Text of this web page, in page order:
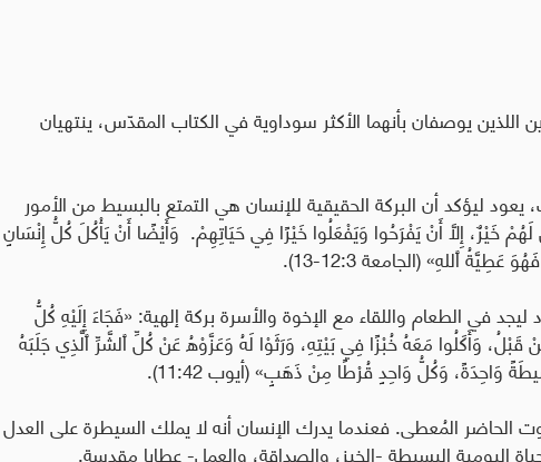
اللذين يوصفان بأنهما الأكثر سوداوية في الكتاب المقدّس، ينتهيان
ليؤكد أن البركة الحقيقية للإنسان هي التمتع بالبسيط من الأمور
خَيْرٌ، إِلَّا أَنْ يَفْرَحُوا وَيَفْعَلُوا خَيْرًا فِي حَيَاتِهِمْ. وَأَيْضًا أَنْ يَأْكُلَ كُلُّ إِنْسَانٍ
ٱللهِ» (الجامعة 12:3-13).
في الطعام واللقاء مع الإخوة والأسرة بركة إلهية: «فَجَاءَ إِلَيْهِ كُلُّ
وَأَكَلُوا مَعَهُ خُبْزًا فِي بَيْتِهِ، وَرَثَوْا لَهُ وَعَزَّوْهُ عَنْ كُلِّ ٱلشَّرِّ ٱلَّذِي جَلَبَهُ
وَاحِدَةً، وَكُلُّ وَاحِدٍ قُرْطًا مِنْ ذَهَبٍ» (أيوب 11:42).
الحاضر المُعطى. فعندما يدرك الإنسان أنه لا يملك السيطرة على العدل
اليومية البسيطة -الخبز، والصداقة، والعمل- عطايا مقدسة.